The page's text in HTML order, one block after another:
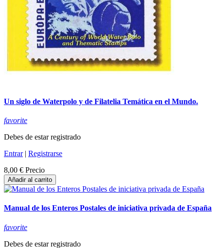
Un siglo de Waterpolo y de Filatelia Temática en el Mundo.
favorite
Debes de estar registrado
Entrar| Registrarse
8,00 € Precio
Añadir al carrito
Manual de los Enteros Postales de iniciativa privada de España
favorite
Debes de estar registrado